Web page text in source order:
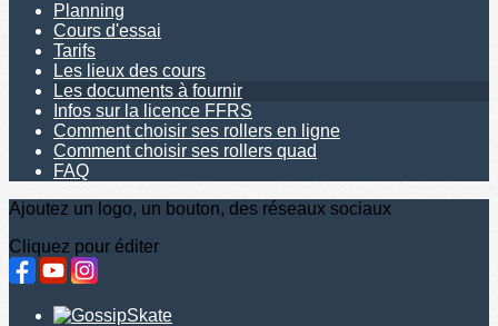
Planning
Cours d'essai
Tarifs
Les lieux des cours
Les documents à fournir
Infos sur la licence FFRS
Comment choisir ses rollers en ligne
Comment choisir ses rollers quad
FAQ
Ajoutez un logo, un bouton, des réseaux sociaux
Cliquez pour éditer